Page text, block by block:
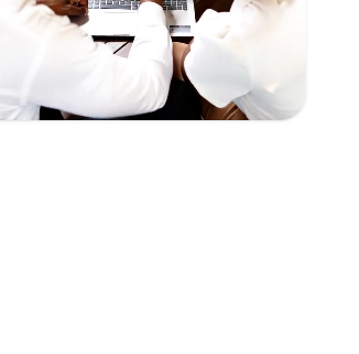
Réunion de travail 0 0